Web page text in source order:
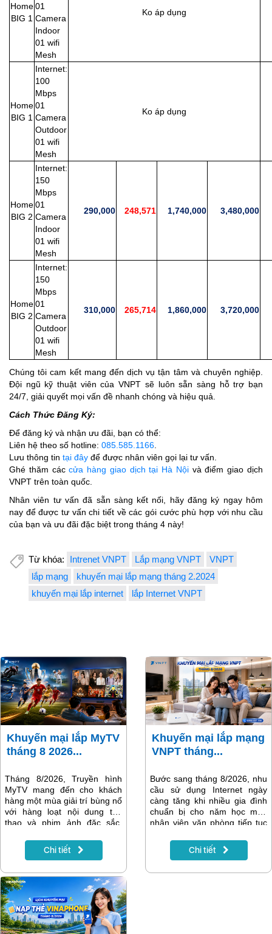
Home
BIG 1
01
Camera
Indoor
01 wifi
Mesh
Ko áp dụng
Home
BIG 1
Internet:
100
Mbps
01
Camera
Outdoor
01 wifi
Mesh
Ko áp dụng
Home
BIG 2
Internet:
150
Mbps
01
Camera
Indoor
01 wifi
Mesh
290,000 248,571 1,740,000 3,480,000
Home
BIG 2
Internet:
150
Mbps
01
Camera
Outdoor
01 wifi
Mesh
310,000 265,714 1,860,000 3,720,000
Chúng tôi cam kết mang đến dịch vụ tận tâm và chuyên nghiệp.
Đội ngũ kỹ thuật viên của VNPT sẽ luôn sẵn sàng hỗ trợ bạn
24/7, giải quyết mọi vấn đề nhanh chóng và hiệu quả.
Cách Thức Đăng Ký:
Để đăng ký và nhận ưu đãi, bạn có thể:
Liên hệ theo số hotline: 085.585.1166
Lưu thông tin tại đây để được nhân viên gọi lại tư vấn.
Ghé thăm cáccửa hàng giao dịch tại Hà Nộivà điểm giao dịch
VNPT trên toàn quốc.
Nhân viên tư vấn đã sẵn sàng kết nối, hãy đăng ký ngay hôm
nay để được tư vấn chi tiết về các gói cước phù hợp với nhu cầu
của bạn và ưu đãi đặc biệt trong tháng 4 này!
Từ khóa: Intrenet VNPT Lắp mạng VNPT
VNPT
lắp mạng
khuyến mại lắp mạng tháng 2.2024
khuyến mại lắp internet
lắp Internet VNPT
Khuyến mại lắp MyTV
tháng 8 2026...
Tháng 8/2026, Truyền hình
MyTV mang đến cho khách
hàng một mùa giải trí bùng nổ
với hàng loạt nội dung thể
thao và phim ảnh đặc sắc.
vô địch bóng đá Đông Nam Á
ASEAN Hyundai Cup 2026
được người hâm mộ bóng đá
Việt Nam mong chờ nhất
trong năm. Bên cạnh đó là
nhiều giải đấu quốc tế hấp
dẫn, gameshow đình đám và
các bộ phim phát song song
Chi tiết
Khuyến mại lắp mạng
VNPT tháng...
Bước sang tháng 8/2026, nhu
cầu sử dụng Internet ngày
càng tăng khi nhiều gia đình
chuẩn bị cho năm học mới,
nhân viên văn phòng tiếp tục
thiết bị thông minh trong gia
đình trở nên phổ biến hơn.
Chi tiết